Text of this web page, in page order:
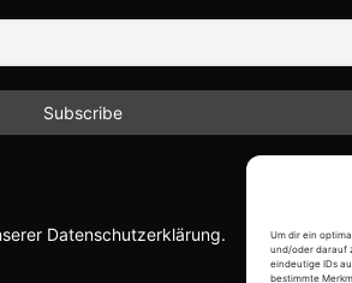
Um dir ein
und/oder darauf
eindeutige IDs
bestimmte
Datenschutzerklärung.